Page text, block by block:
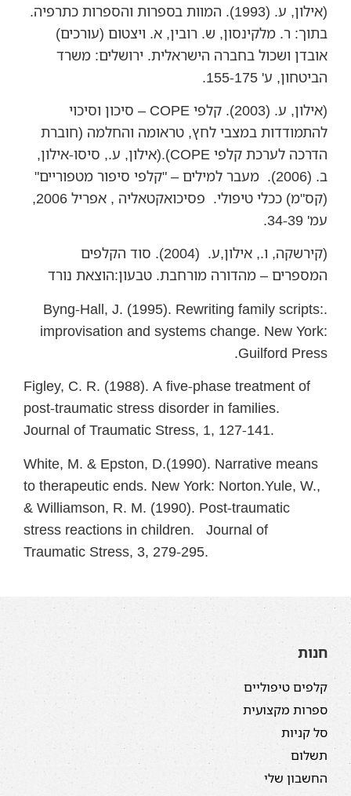
(אילון, ע. (1993). המוות בספרות והספרות כתרפיה.
בתוך: ר. מלקינסון, ש. רובין, א. ויצטום (עורכים)
אובדן ושכול בחברה הישראלית. ירושלים: משרד
הביטחון, ע' 155-175.
(אילון, ע. (2003). קלפי COPE – סיכון וסיכוי
להתמודדות במצבי לחץ, טראומה והחלמה (חוברת
הדרכה לערכת קלפי COPE).(אילון, ע., סיסו-אילון,
ב. (2006). מעבר למילים – "קלפי סיפור מטפוריים"
(קס"מ) ככלי טיפולי. פסיכואקטאליה , אפריל 2006,
עמ' 34-39.
(קירשקה, ו., אילון,ע. (2004). סוד הקלפים
המספרים – מהדורה מורחבת. טבעון:הוצאת נורד
.Byng-Hall, J. (1995). Rewriting family scripts:
improvisation and systems change. New York:
Guilford Press.
Figley, C. R. (1988). A five-phase treatment of
post-traumatic stress disorder in families.
Journal of Traumatic Stress, 1, 127-141.
White, M. & Epston, D.(1990). Narrative means
to therapeutic ends. New York: Norton.Yule, W.,
& Williamson, R. M. (1990). Post-traumatic
stress reactions in children. Journal of
Traumatic Stress, 3, 279-295.
חנות
קלפים טיפוליים
ספרות מקצועית
סל קניות
תשלום
החשבון שלי